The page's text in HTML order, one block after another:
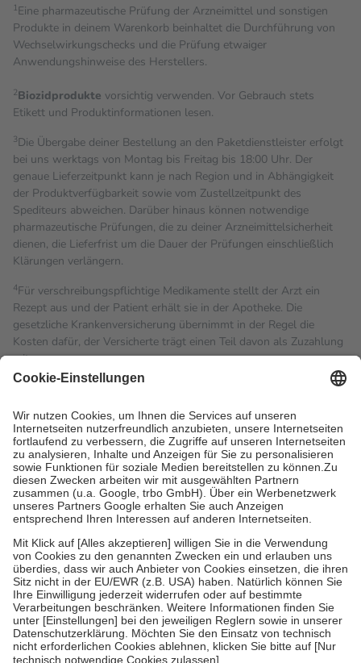
1Eine pharmazeutische Prüfung der Arzneimittel und sonstigen
Produkte in deinem Warenkorb beinhaltet die Durchführung von
Wechselwirkungschecks und die Prüfung etwaiger
Anwendungshinweise des Herstellers.
2Biozidprodukte vorsichtig verwenden. Vor Gebrauch stets
Etikett und Produktinformationen lesen.
3Die Übergabe deiner Bestellung an den Paketdienstleister erfolgt
bei uns werktags von Montag bis Freitag bis 18:00 Uhr. Der
genaue Lieferzeitpunkt kann je nach Region und in Abhängigkeit
der Produktverfügbarkeit sowie vom Zustellzeitpunkt des
Spediteurs abweichen. Darüber hinaus können notwendige
pharmazeutische Prüfungen, die zu deiner Arzneimittelsicherheit
dienen, die Lieferfrist um die Dauer der Prüfungen einschließlich
Klärungen verlängern.
4Für verschreibungspflichtige Medikamente stellt der Arzt ein
Rezept aus und der Patient erhält sie in der Apotheke. Die
gesetzliche Krankenversicherung übernimmt in der Regel die
Kosten dafür, der Versicherte trägt einen Teil davon als Zuzahlung
mit.
Grundsätzlich leisten Mitglieder Zuzahlungen in Höhe von zehn
höchstens zehn Euro.
Es sind jedoch nie mehr als die
tatsächlichen Kosten der Leistung zu entrichten.
Diese Regeln gelten grundsätzlich auch für Online-Apotheken.
Bei Heilmitteln und häuslicher Krankenpflege beträgt die
Zuzahlung zehn Prozent der Kosten sowie zehn Euro je
Verordnung.
Um das Engagement der Versicherten für ihre eigene Gesundheit
zu stärken und die besondere Stellung der Familie zu unterstützen,
fallenkeine Zuzahlungenan bei:
• Kindern und Jugendlichen bis zum vollendeten 18. Lebensjahr
mit Ausnahme der Fahrkosten
• Untersuchungen zur Vorsorge und Früherkennung, die von der
GKV getragen werden
• empfohlenen Schutzimpfungen
• Harn- und Blutteststreifen